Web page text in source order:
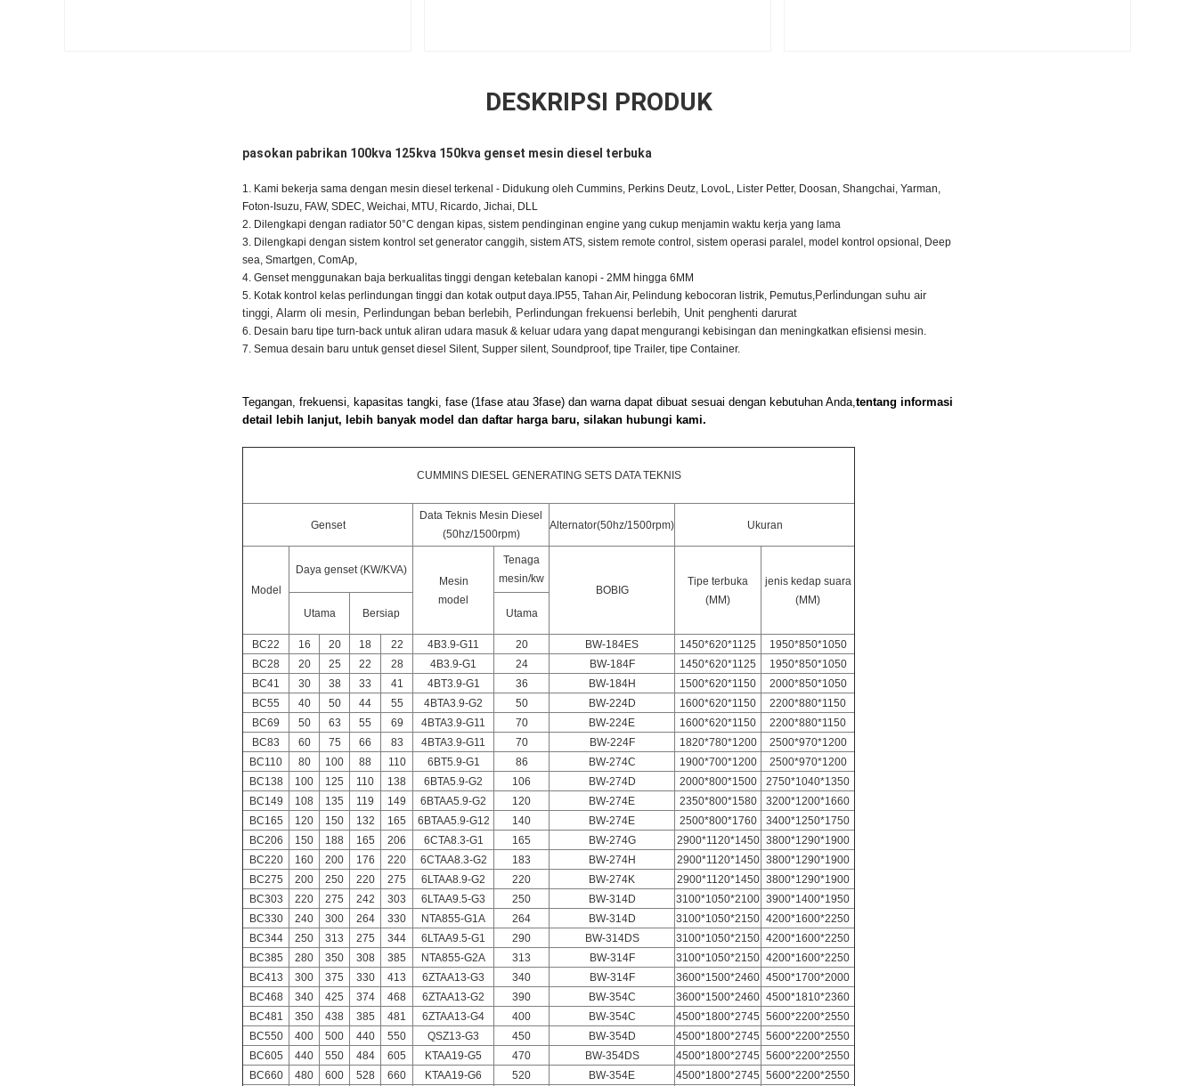
DESKRIPSI PRODUK
pasokan pabrikan 100kva 125kva 150kva genset mesin diesel terbuka
1. Kami bekerja sama dengan mesin diesel terkenal - Didukung oleh Cummins, Perkins Deutz, LovoL, Lister Petter, Doosan, Shangchai, Yarman,
Foton-Isuzu, FAW, SDEC, Weichai, MTU, Ricardo, Jichai, DLL
2. Dilengkapi dengan radiator 50°C dengan kipas, sistem pendinginan engine yang cukup menjamin waktu kerja yang lama
3. Dilengkapi dengan sistem kontrol set generator canggih, sistem ATS, sistem remote control, sistem operasi paralel, model kontrol opsional, Deep
sea, Smartgen, ComAp,
4. Genset menggunakan baja berkualitas tinggi dengan ketebalan kanopi - 2MM hingga 6MM
5. Kotak kontrol kelas perlindungan tinggi dan kotak output daya.IP55, Tahan Air, Pelindung kebocoran listrik, Pemutus, Perlindungan suhu air
tinggi, Alarm oli mesin, Perlindungan beban berlebih, Perlindungan frekuensi berlebih, Unit penghenti darurat
6. Desain baru tipe turn-back untuk aliran udara masuk & keluar udara yang dapat mengurangi kebisingan dan meningkatkan efisiensi mesin.
7. Semua desain baru untuk genset diesel Silent, Supper silent, Soundproof, tipe Trailer, tipe Container.
Tegangan, frekuensi, kapasitas tangki, fase (1fase atau 3fase) dan warna dapat dibuat sesuai dengan kebutuhan Anda, tentang informasi
detail lebih lanjut, lebih banyak model dan daftar harga baru, silakan hubungi kami.
CUMMINS DIESEL GENERATING SETS DATA TEKNIS
Genset
Data Teknis Mesin Diesel
(50hz/1500rpm)
Alternator(50hz/1500rpm) Ukuran
Model
Daya genset (KW/KVA)
Mesin
model
Tenaga
mesin/kw
BOBIG
Tipe terbuka
(MM)
jenis kedap suara
(MM)
Utama
Bersiap Utama
BC22 16 20 18 22 4B3.9-G11 20 BW-184ES 1450*620*1125
1950*850*1050
BC28
20 25 22 28 4B3.9-G1 24 BW-184F 1450*620*1125
1950*850*1050
BC41
30 38 33 41 4BT3.9-G1 36 BW-184H 1500*620*1150
2000*850*1050
BC55
40 50 44 55 4BTA3.9-G2 50 BW-224D 1600*620*1150
2200*880*1150
BC69
50 63 55 69 4BTA3.9-G11 70 BW-224E 1600*620*1150
2200*880*1150
BC83
60 75 66 83 4BTA3.9-G11 70 BW-224F 1820*780*1200
2500*970*1200
BC110
80 100 88 110 6BT5.9-G1 86 BW-274C 1900*700*1200
2500*970*1200
BC138
100 125 110 138 6BTA5.9-G2 106 BW-274D 2000*800*1500
2750*1040*1350
BC149
108 135 119 149 6BTAA5.9-G2 120 BW-274E 2350*800*1580
3200*1200*1660
BC165
120 150 132 165 6BTAA5.9-G12 140 BW-274E 2500*800*1760
3400*1250*1750
BC206
150 188 165 206 6CTA8.3-G1 165 BW-274G 2900*1120*1450 3800*1290*1900
BC220
160 200 176 220 6CTAA8.3-G2 183 BW-274H 2900*1120*1450 3800*1290*1900
BC275
200 250 220 275 6LTAA8.9-G2 220 BW-274K 2900*1120*1450 3800*1290*1900
BC303
220 275 242 303 6LTAA9.5-G3 250 BW-314D 3100*1050*2100 3900*1400*1950
BC330
240 300 264 330 NTA855-G1A 264 BW-314D 3100*1050*2150 4200*1600*2250
BC344
250 313 275 344 6LTAA9.5-G1 290 BW-314DS 3100*1050*2150 4200*1600*2250
BC385
280 350 308 385 NTA855-G2A 313 BW-314F 3100*1050*2150 4200*1600*2250
BC413
300 375 330 413 6ZTAA13-G3 340 BW-314F 3600*1500*2460 4500*1700*2000
BC468
340 425 374 468 6ZTAA13-G2 390 BW-354C 3600*1500*2460 4500*1810*2360
BC481
350 438 385 481 6ZTAA13-G4 400 BW-354C 4500*1800*2745 5600*2200*2550
BC550
400 500 440 550 QSZ13-G3 450 BW-354D 4500*1800*2745 5600*2200*2550
BC605
440 550 484 605 KTAA19-G5 470 BW-354DS 4500*1800*2745 5600*2200*2550
BC660
480 600 528 660 KTAA19-G6 520 BW-354E 4500*1800*2745 5600*2200*2550